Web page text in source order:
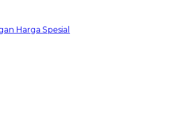
Harga Spesial